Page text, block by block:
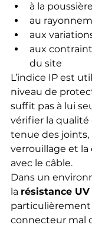
à la poussière
au
aux
aux
du site
L’indice IP est
niveau de
suffit pas à lui
vérifier la qualité
tenue des joints,
verrouillage et
avec le câble.
Dans un
la résistance UV
connecteur mal